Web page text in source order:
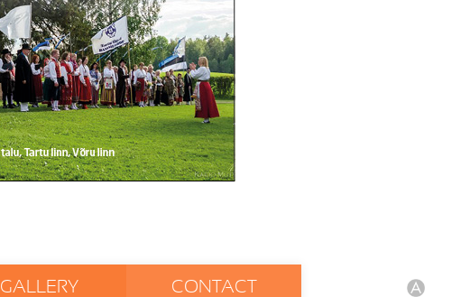
GALLERY CONTACT